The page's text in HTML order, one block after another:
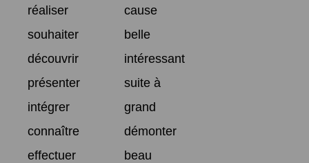
réaliser
cause
souhaiter
belle
découvrir
intéressant
présenter
suite à
intégrer
grand
connaître
démonter
effectuer
beau